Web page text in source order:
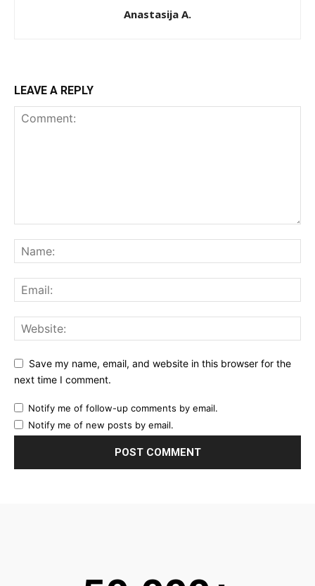
Anastasija A.
LEAVE A REPLY
Save my name, email, and website in this browser for the
next time I comment.
Notify me of follow-up comments by email.
Notify me of new posts by email.